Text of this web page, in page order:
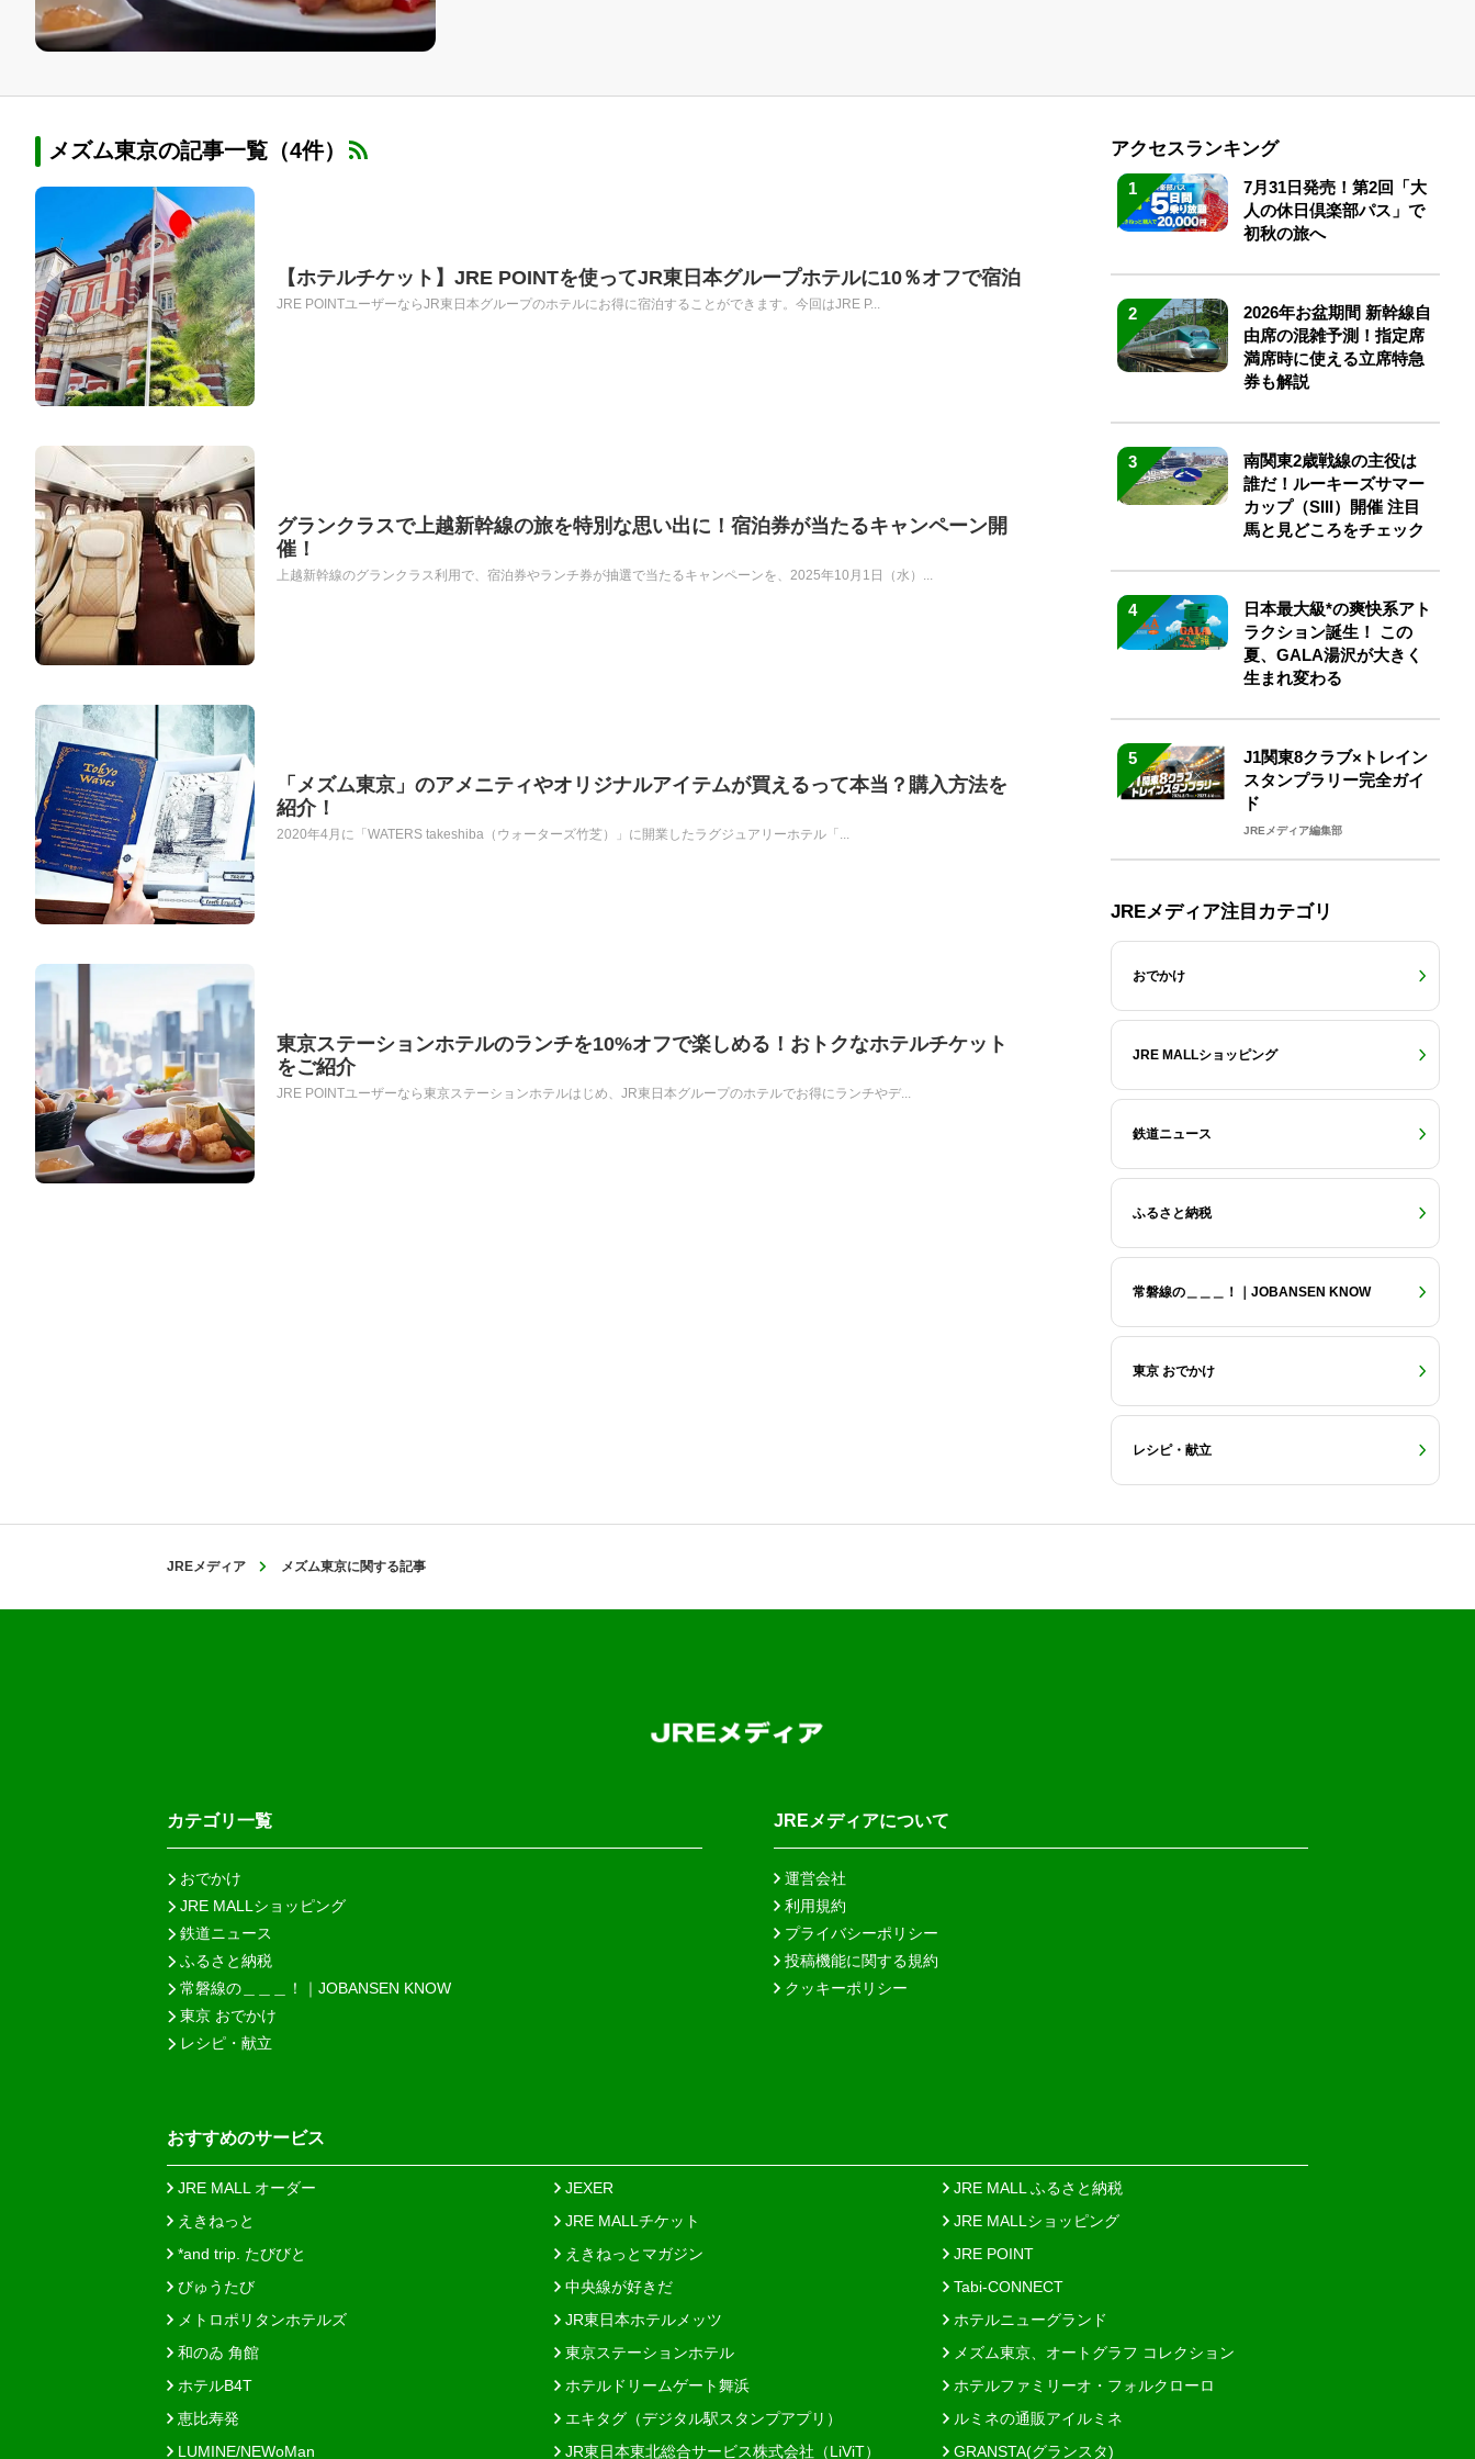
メズム東京の記事一覧（4件）
【ホテルチケット】JRE POINTを使ってJR東日本グループホテルに10％オフで宿泊
JRE POINTユーザーならJR東日本グループのホテルにお得に宿泊することができます。今回はJRE P...
グランクラスで上越新幹線の旅を特別な思い出に！宿泊券が当たるキャンペーン開
催！
上越新幹線のグランクラス利用で、宿泊券やランチ券が抽選で当たるキャンペーンを、2025年10月1日（水）...
「メズム東京」のアメニティやオリジナルアイテムが買えるって本当？購入方法を
紹介！
2020年4月に「WATERS takeshiba（ウォーターズ竹芝）」に開業したラグジュアリーホテル「...
東京ステーションホテルのランチを10%オフで楽しめる！おトクなホテルチケット
をご紹介
JRE POINTユーザーなら東京ステーションホテルはじめ、JR東日本グループのホテルでお得にランチやデ...
アクセスランキング
1
7月31日発売！第2回「大
人の休日倶楽部パス」で
初秋の旅へ
2
2026年お盆期間 新幹線自
由席の混雑予測！指定席
満席時に使える立席特急
券も解説
3
南関東2歳戦線の主役は
誰だ！ルーキーズサマー
カップ（SIII）開催 注目
馬と見どころをチェック
4
日本最大級*の爽快系アト
ラクション誕生！ この
夏、GALA湯沢が大きく
生まれ変わる
5
J1関東8クラブ×トレイン
スタンプラリー完全ガイ
ド
JREメディア編集部
JREメディア注目カテゴリ
おでかけ
JRE MALLショッピング
鉄道ニュース
ふるさと納税
常磐線の＿＿＿！｜JOBANSEN KNOW
東京 おでかけ
レシピ・献立
JREメディア メズム東京に関する記事
カテゴリ一覧
おでかけ
JRE MALLショッピング
鉄道ニュース
ふるさと納税
常磐線の＿＿＿！｜JOBANSEN KNOW
東京 おでかけ
レシピ・献立
JREメディアについて
運営会社
利用規約
プライバシーポリシー
投稿機能に関する規約
クッキーポリシー
おすすめのサービス
JRE MALL オーダー JEXER
JRE MALL ふるさと納税
えきねっと
JRE MALLチケット
JRE MALLショッピング
*and trip. たびびと
えきねっとマガジン
JRE POINT
びゅうたび
中央線が好きだ
Tabi-CONNECT
メトロポリタンホテルズ
JR東日本ホテルメッツ
ホテルニューグランド
和のゐ 角館
東京ステーションホテル
メズム東京、オートグラフ コレクション
ホテルB4T
ホテルドリームゲート舞浜
ホテルファミリーオ・フォルクローロ
恵比寿発
エキタグ（デジタル駅スタンプアプリ）
ルミネの通販アイルミネ
LUMINE/NEWoMan
JR東日本東北総合サービス株式会社（LiViT） GRANSTA(グランスタ)